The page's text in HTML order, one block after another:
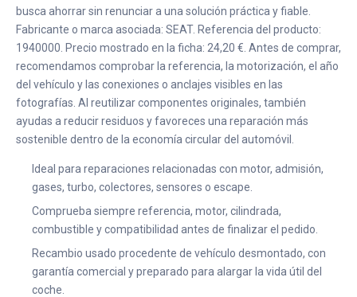
busca ahorrar sin renunciar a una solución práctica y fiable.
Fabricante o marca asociada: SEAT. Referencia del producto:
1940000. Precio mostrado en la ficha: 24,20 €. Antes de comprar,
recomendamos comprobar la referencia, la motorización, el año
del vehículo y las conexiones o anclajes visibles en las
fotografías. Al reutilizar componentes originales, también
ayudas a reducir residuos y favoreces una reparación más
sostenible dentro de la economía circular del automóvil.
Ideal para reparaciones relacionadas con motor, admisión,
gases, turbo, colectores, sensores o escape.
Comprueba siempre referencia, motor, cilindrada,
combustible y compatibilidad antes de finalizar el pedido.
Recambio usado procedente de vehículo desmontado, con
garantía comercial y preparado para alargar la vida útil del
coche.